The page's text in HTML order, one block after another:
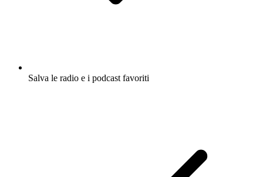
Salva le radio e i podcast favoriti